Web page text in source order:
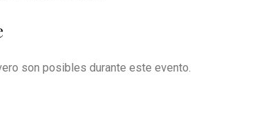
son posibles durante este evento.